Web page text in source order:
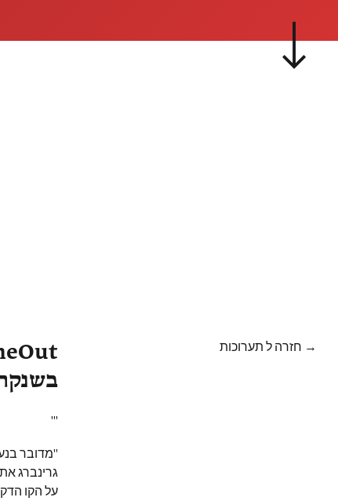
→ חזרה ל תערוכות
'"
"מדובר
גרינברג
על הקו